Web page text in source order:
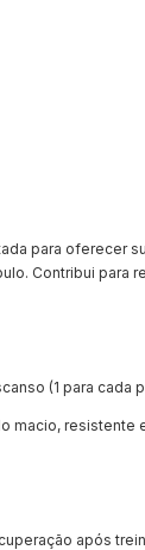
para oferecer
Contribui para
(1 para cada
macio, resistente
após